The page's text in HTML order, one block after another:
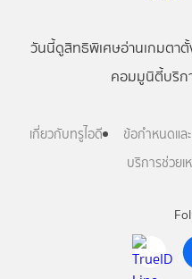
วันนี้ดูสิทธิพิเศษอ่านเกมตา
คอมมูนิตี้บริก
เกี่ยวกับทรูไอดี ข้อกำหนดและ
บริการช่วยเ